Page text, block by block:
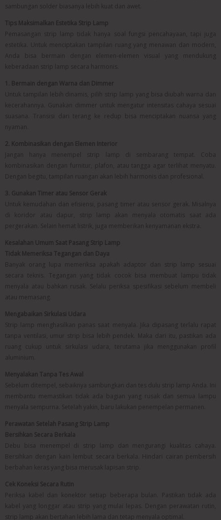
sambungan solder biasanya lebih kuat dan awet.
Tips Maksimalkan Estetika Strip Lamp
Pemasangan strip lamp tidak hanya soal fungsi pencahayaan, tapi juga
estetika. Untuk menciptakan tampilan ruang yang menawan dan modern,
Anda bisa bermain dengan elemen-elemen visual yang mendukung
keberadaan strip lamp secara harmonis.
1. Bermain dengan Warna dan Dimmer
Untuk tampilan lebih dinamis, pilih strip lamp yang bisa diubah warna dan
kecerahannya. Gunakan dimmer untuk mengatur intensitas cahaya sesuai
suasana. Transisi dari terang ke redup bisa menciptakan nuansa yang
nyaman.
2. Kombinasikan dengan Elemen Interior
Jangan hanya menempel strip lamp di sembarang tempat. Coba
kombinasikan dengan furnitur, plafon, atau tangga agar terlihat menyatu.
Dengan begitu, tampilan ruangan akan lebih harmonis dan profesional.
3. Gunakan Timer atau Sensor Gerak
Untuk kemudahan dan efisiensi, pasang timer atau sensor gerak. Misalnya
di koridor atau dapur, strip lamp akan menyala otomatis saat ada
pergerakan. Selain hemat listrik, juga memberikan kenyamanan ekstra.
Kesalahan Umum Saat Pasang Strip Lamp
Tidak Memeriksa Tegangan dan Daya
Banyak orang lupa memeriksa apakah adaptor dan strip lamp sesuai
secara teknis. Tegangan yang tidak cocok bisa membuat lampu tidak
menyala atau bahkan rusak. Selalu periksa spesifikasi sebelum membeli
atau memasang.
Mengabaikan Sirkulasi Udara
Strip lamp menghasilkan panas saat menyala. Jika dipasang terlalu rapat
tanpa ventilasi, umur strip bisa lebih pendek. Maka dari itu, pastikan ada
ruang cukup untuk sirkulasi udara, terutama jika menggunakan profil
aluminium.
Menyalakan Tanpa Tes Awal
Sebelum ditempel, sebaiknya sambungkan dan tes dulu strip lamp Anda. Ini
membantu memastikan tidak ada bagian yang rusak dan semua lampu
menyala sempurna. Setelah yakin, baru lakukan penempelan permanen.
Perawatan Setelah Pasang Strip Lamp
Bersihkan Secara Berkala
Debu bisa menempel di strip lamp dan mengurangi kualitas cahaya.
Bersihkan dengan kain lembut secara berkala. Hindari cairan pembersih
berbahan keras yang bisa merusak lapisan strip.
Cek Koneksi Secara Rutin
Periksa kabel dan konektor setiap beberapa bulan. Pastikan tidak ada
kabel yang longgar atau strip yang mulai lepas. Dengan perawatan rutin,
strip lamp akan bertahan lebih lama dan tetap menyala optimal.